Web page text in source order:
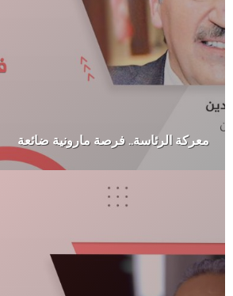
معركة الرئاسة.. فرصة مارونية ضائعة